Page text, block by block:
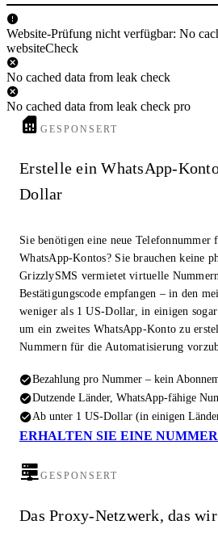
Website-Prüfung nicht verfügbar: No
websiteCheck
No cached data from leak check
No cached data from leak check pro
GESPONSERT
Erstelle ein WhatsApp-
Dollar
Sie benötigen eine neue Telefonnummer
WhatsApp-Kontos? Sie brauchen keine
GrizzlySMS vermietet virtuelle
Bestätigungscode empfangen – in den
weniger als 1 US-Dollar, in einigen
um ein zweites WhatsApp-Konto zu
Nummern für die Automatisierung
Bezahlung pro Nummer – kein
Dutzende Länder, WhatsApp-fähige
Ab unter 1 US-Dollar (in einigen
ERHALTEN SIE EINE NUMMER
GESPONSERT
Das Proxy-Netzwerk, das